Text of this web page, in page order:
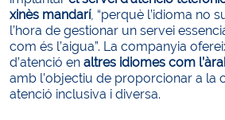
xinès mandarí, “perquè l’idioma no
l’hora de gestionar un servei
com és l’aigua”. La companyia
d’atenció en altres idiomes com
amb l’objectiu de proporcionar a la
atenció inclusiva i diversa.